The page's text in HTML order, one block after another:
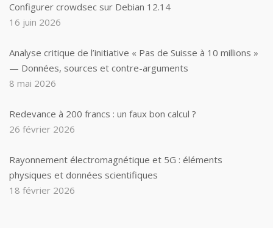
Configurer crowdsec sur Debian 12.14
16 juin 2026
Analyse critique de l’initiative « Pas de Suisse à 10 millions »
— Données, sources et contre-arguments
8 mai 2026
Redevance à 200 francs : un faux bon calcul ?
26 février 2026
Rayonnement électromagnétique et 5G : éléments
physiques et données scientifiques
18 février 2026